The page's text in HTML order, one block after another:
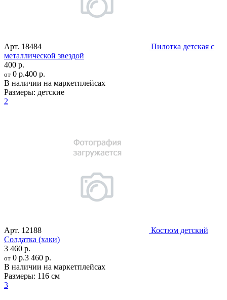
Арт. 18484
Пилотка детская с
металлической звездой
400 р.
от 0 р.400 р.
В наличии на маркетплейсах
Размеры: детские
2
Арт. 12188
Костюм детский
Солдатка (хаки)
3 460 р.
от 0 р.3 460 р.
В наличии на маркетплейсах
Размеры: 116 см
3